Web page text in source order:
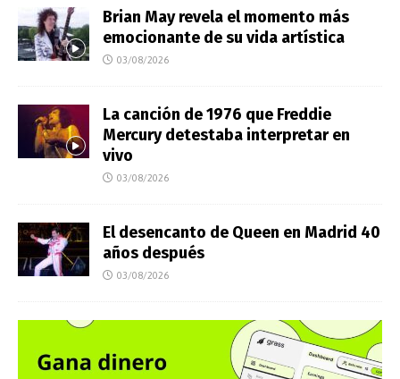
Brian May revela el momento más
emocionante de su vida artística
03/08/2026
La canción de 1976 que Freddie
Mercury detestaba interpretar en
vivo
03/08/2026
El desencanto de Queen en Madrid 40
años después
03/08/2026